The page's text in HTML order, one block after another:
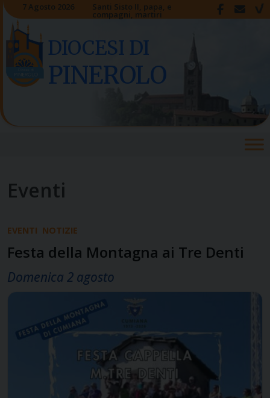
Skip
content DIOCESI DI
PINEROLO
7 Agosto 2026 Santi Sisto II, papa, e
compagni, martiri
Eventi
EVENTI NOTIZIE
Festa della Montagna ai Tre Denti
Domenica 2 agosto